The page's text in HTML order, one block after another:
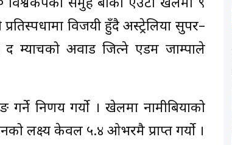
विश्वकपको समुह बीको एउटा खेलमा ९
विजयी हुँदै अस्ट्रेलिया सुपर–
म्याचको अवार्ड जित्ने एडम जाम्पाले
निर्णय गर्यो । खेलमा नामीबियाको
लक्ष्य केवल ५.४ ओभरमै प्राप्त गर्यो ।